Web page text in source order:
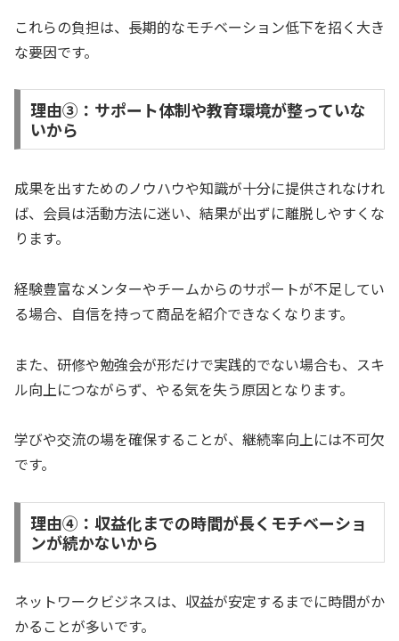
これらの負担は、長期的なモチベーション低下を招く大き
な要因です。
理由③：サポート体制や教育環境が整っていな
いから
成果を出すためのノウハウや知識が十分に提供されなけれ
ば、会員は活動方法に迷い、結果が出ずに離脱しやすくな
ります。
経験豊富なメンターやチームからのサポートが不足してい
る場合、自信を持って商品を紹介できなくなります。
また、研修や勉強会が形だけで実践的でない場合も、スキ
ル向上につながらず、やる気を失う原因となります。
学びや交流の場を確保することが、継続率向上には不可欠
です。
理由④：収益化までの時間が長くモチベーショ
ンが続かないから
ネットワークビジネスは、収益が安定するまでに時間がか
かることが多いです。